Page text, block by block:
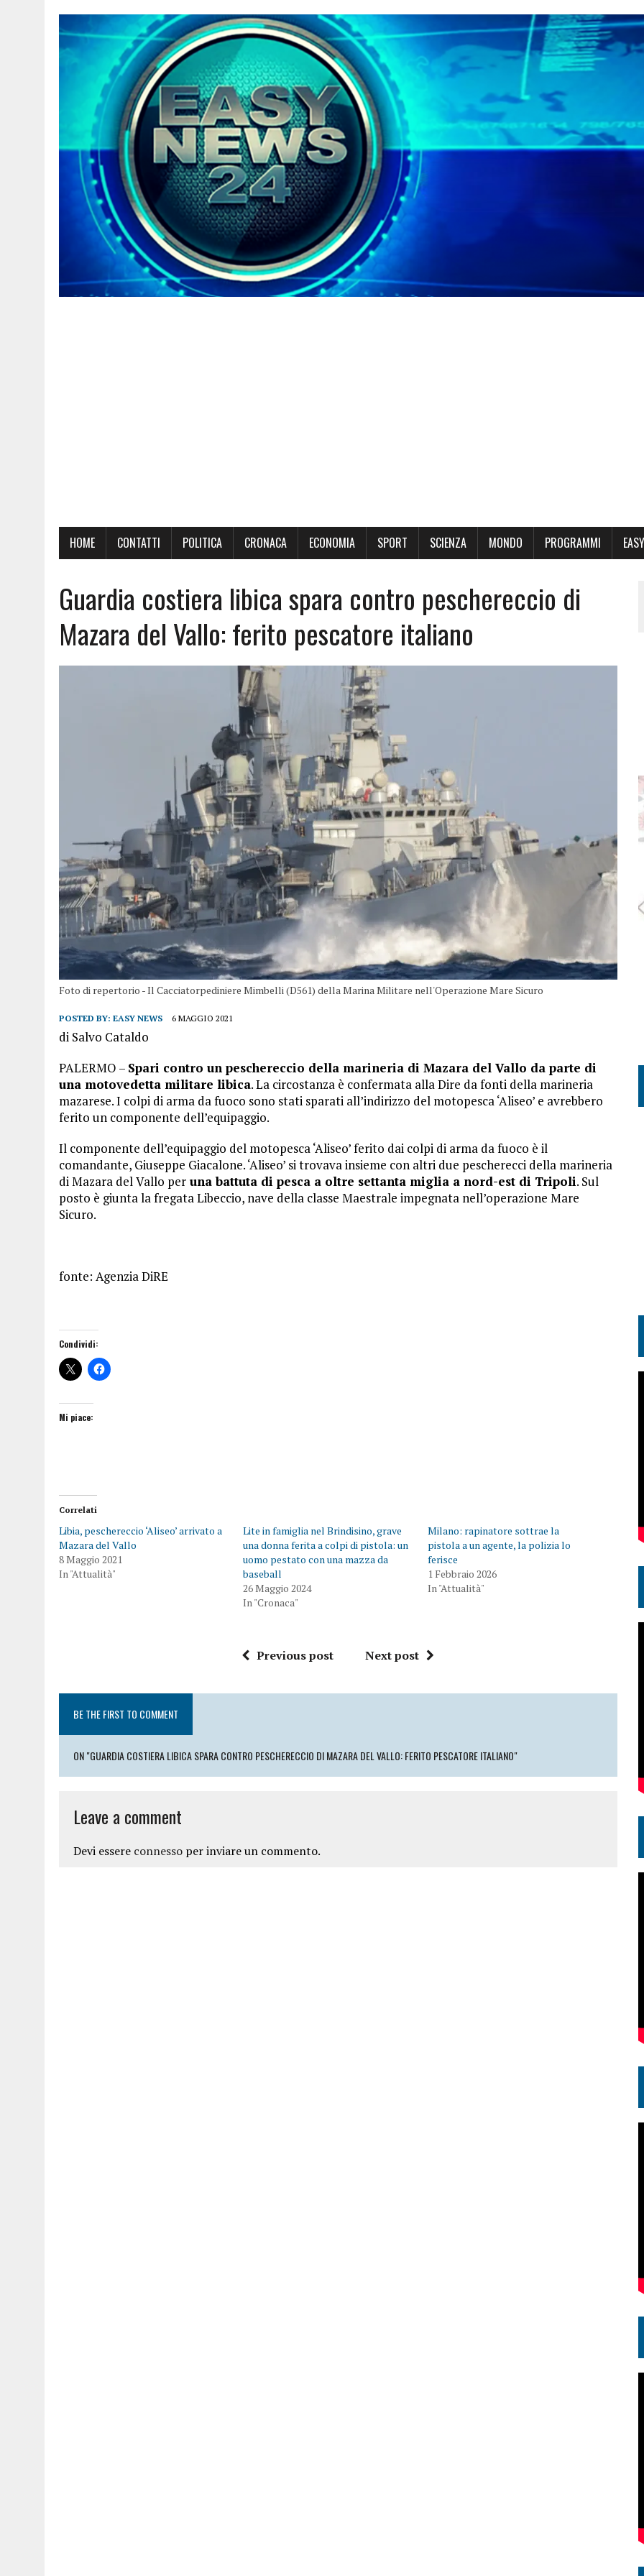
HOME CONTATTI POLITICA CRONACA ECONOMIA SPORT SCIENZA MONDO PROGRAMMI
Guardia costiera libica spara contro peschereccio di
Mazara del Vallo: ferito pescatore italiano
Foto di repertorio - Il Cacciatorpediniere Mimbelli (D561) della Marina Militare nell'Operazione Mare Sicuro
POSTED BY: EASY NEWS 6 MAGGIO 2021
di Salvo Cataldo
PALERMO – Spari contro un peschereccio della marineria di Mazara del Vallo da parte di
una motovedetta militare libica. La circostanza è confermata alla Dire da fonti della marineria
mazarese. I colpi di arma da fuoco sono stati sparati all’indirizzo del motopesca ‘Aliseo’ e avrebbero
ferito un componente dell’equipaggio.
Il componente dell’equipaggio del motopesca ‘Aliseo’ ferito dai colpi di arma da fuoco è il
comandante, Giuseppe Giacalone. ‘Aliseo’ si trovava insieme con altri due pescherecci della marineria
di Mazara del Vallo per una battuta di pesca a oltre settanta miglia a nord-est di Tripoli. Sul
posto è giunta la fregata Libeccio, nave della classe Maestrale impegnata nell’operazione Mare
Sicuro.
fonte: Agenzia DiRE
Condividi:
Mi piace:
Correlati
Libia, peschereccio ‘Aliseo’ arrivato a
Mazara del Vallo
8 Maggio 2021
In "Attualità"
Lite in famiglia nel Brindisino, grave
una donna ferita a colpi di pistola: un
uomo pestato con una mazza da
baseball
26 Maggio 2024
In "Cronaca"
Milano: rapinatore sottrae la
pistola a un agente, la polizia lo
ferisce
1 Febbraio 2026
In "Attualità"
Previous post Next post
BE THE FIRST TO COMMENT
ON "GUARDIA COSTIERA LIBICA SPARA CONTRO PESCHERECCIO DI MAZARA DEL VALLO: FERITO PESCATORE ITALIANO"
Leave a comment
Devi essere connesso per inviare un commento.